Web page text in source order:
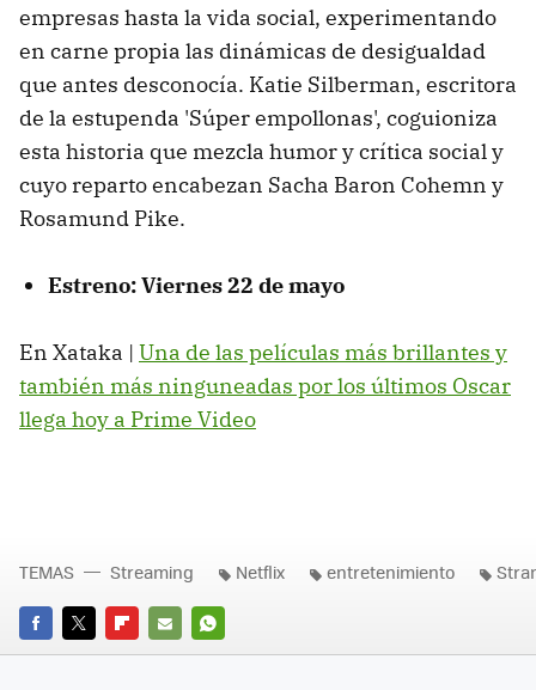
empresas hasta la vida social, experimentando
en carne propia las dinámicas de desigualdad
que antes desconocía. Katie Silberman, escritora
de la estupenda 'Súper empollonas', coguioniza
esta historia que mezcla humor y crítica social y
cuyo reparto encabezan Sacha Baron Cohemn y
Rosamund Pike.
Estreno: Viernes 22 de mayo
En Xataka | Una de las películas más brillantes y
también más ninguneadas por los últimos Oscar
llega hoy a Prime Video
FACEBOOK
TWITTERFLIPBOARD
E-
WHATSAPP
TEMAS Streaming Netflix entretenimiento